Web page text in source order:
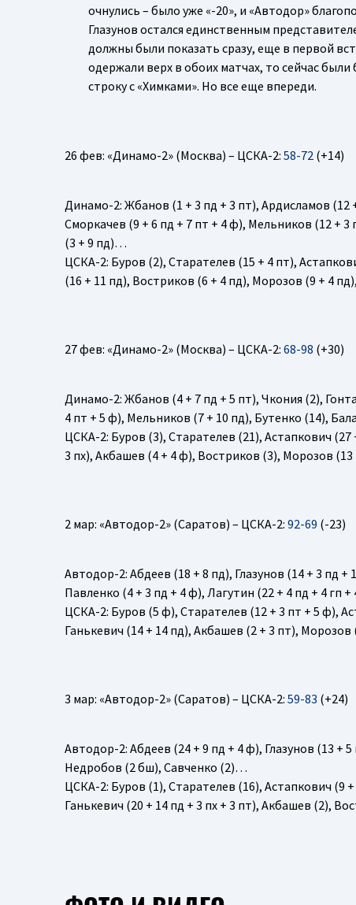
очнулись – было уже «-20», и «Автодор»
Глазунов остался единственным
должны были показать сразу, еще в первой
одержали верх в обоих матчах, то сейчас
строку с «Химками». Но все еще впереди.
26 фев: «Динамо-2» (Москва) – ЦСКА-2: 58-72 (+14)
Динамо-2: Жбанов (1 + 3 пд + 3 пт), Ардисламов (12
Сморкачев (9 + 6 пд + 7 пт + 4 ф), Мельников (12 +
(3 + 9 пд)…
ЦСКА-2: Буров (2), Старателев (15 + 4 пт),
(16 + 11 пд), Востриков (6 + 4 пд), Морозов (9 + 4
27 фев: «Динамо-2» (Москва) – ЦСКА-2: 68-98 (+30)
Динамо-2: Жбанов (4 + 7 пд + 5 пт), Чкония (2),
4 пт + 5 ф), Мельников (7 + 10 пд), Бутенко (14),
ЦСКА-2: Буров (3), Старателев (21), Астапкович (27
3 пх), Акбашев (4 + 4 ф), Востриков (3), Морозов
2 мар: «Автодор-2» (Саратов) – ЦСКА-2: 92-69 (-23)
Автодор-2: Абдеев (18 + 8 пд), Глазунов (14 + 3 пд
Павленко (4 + 3 пд + 4 ф), Лагутин (22 + 4 пд + 4 гп
ЦСКА-2: Буров (5 ф), Старателев (12 + 3 пт + 5 ф),
Ганькевич (14 + 14 пд), Акбашев (2 + 3 пт),
3 мар: «Автодор-2» (Саратов) – ЦСКА-2: 59-83 (+24)
Автодор-2: Абдеев (24 + 9 пд + 4 ф), Глазунов (13 +
Недробов (2 бш), Савченко (2)…
ЦСКА-2: Буров (1), Старателев (16), Астапкович (9
Ганькевич (20 + 14 пд + 3 пх + 3 пт), Акбашев (2),